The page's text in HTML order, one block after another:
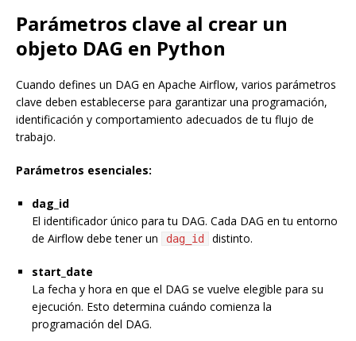
Parámetros clave al crear un
objeto DAG en Python
Cuando defines un DAG en Apache Airflow, varios parámetros
clave deben establecerse para garantizar una programación,
identificación y comportamiento adecuados de tu flujo de
trabajo.
Parámetros esenciales:
dag_id
El identificador único para tu DAG. Cada DAG en tu entorno
de Airflow debe tener un
dag_id distinto.
start_date
La fecha y hora en que el DAG se vuelve elegible para su
ejecución. Esto determina cuándo comienza la
programación del DAG.